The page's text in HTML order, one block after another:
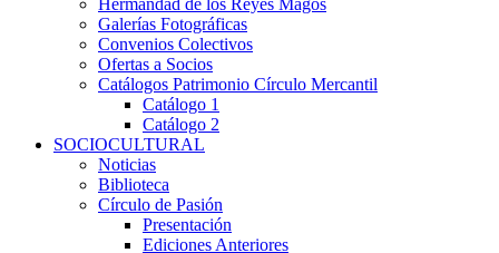
Galerías Fotográficas
Convenios Colectivos
Ofertas a Socios
Catálogos Patrimonio Círculo Mercantil
Catálogo 1
Catálogo 2
SOCIOCULTURAL
Noticias
Biblioteca
Círculo de Pasión
Presentación
Ediciones Anteriores